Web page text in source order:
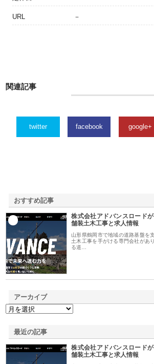
URL －
関連記事
twitter facebook google+
おすすめ記事
株式会社アドバンスロード
舗装土木工事と求人情報
山形県鶴岡市で地域の道路基盤を
土木工事を手がける専門会社があ
る道…
アーカイブ
最近の記事
株式会社アドバンスロード
舗装土木工事と求人情報